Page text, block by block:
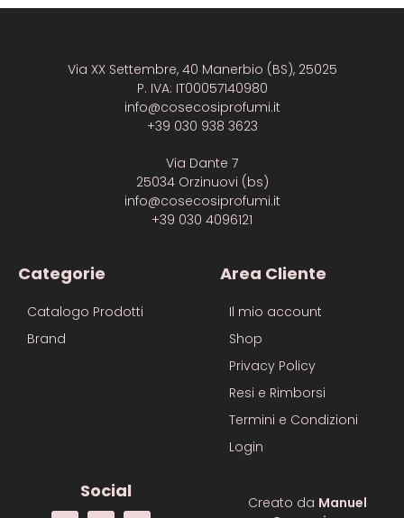
Via XX Settembre, 40 Manerbio (BS), 25025
P. IVA: IT00057140980
info@cosecosiprofumi.it
+39 030 938 3623
Via Dante 7
25034 Orzinuovi (bs)
info@cosecosiprofumi.it
+39 030 4096121
Categorie
Catalogo Prodotti
Brand
Area Cliente
Il mio account
Shop
Privacy Policy
Resi e Rimborsi
Termini e Condizioni
Login
Social
Creato da Manuel